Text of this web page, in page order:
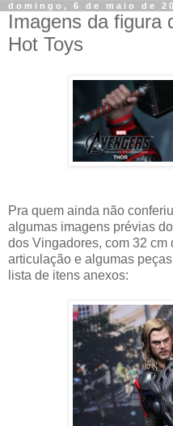
domingo, 6 de maio de
Imagens da figura
Hot Toys
Pra quem ainda não
algumas imagens prévias
dos Vingadores, com 32 cm
articulação e algumas
lista de itens anexos: